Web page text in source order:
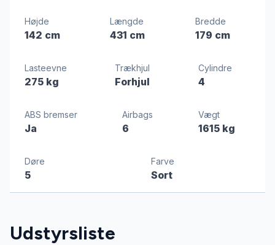
Højde
142 cm
Længde
431 cm
Bredde
179 cm
Lasteevne
275 kg
Trækhjul
Forhjul
Cylindre
4
ABS bremser
Ja
Airbags
6
Vægt
1615 kg
Døre
5
Farve
Sort
Udstyrsliste